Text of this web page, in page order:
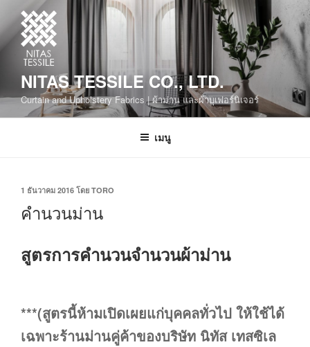
NITAS TESSILE CO., LTD.
Curtain and Upholstery Fabrics | ผ้าม่าน และผ้าบุเฟอร์นิเจอร์
เมนู
1 ธันวาคม 2016 โดย TORO
คำนวนม่าน
สูตรการคำนวนจำนวนผ้าม่าน
***(สูตรนี้ห้ามเปิดเผยแก่บุคคลทั่วไป ให้ใช้ได้
เฉพาะร้านม่านคู่ค้าของบริษัท นิทัส เทสซิเล